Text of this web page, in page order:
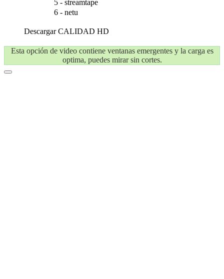
5 - streamtape
6 - netu
DescargarCALIDAD HD
Esta opción de video contiene ventanas emergentes y la carga es
optima, puedes mirar sin cortes.